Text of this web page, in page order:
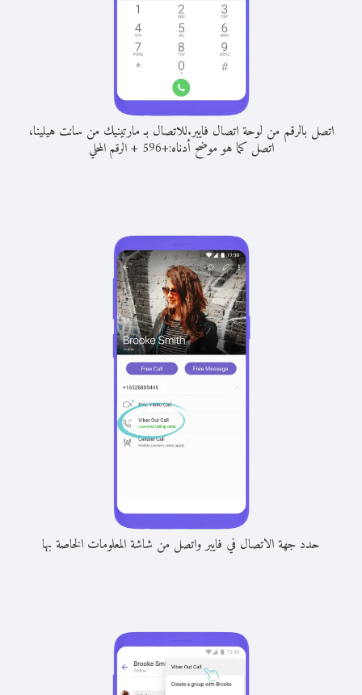
اتصل بالرقم من لوحة اتصال فايبر.للاتصال بـ مارتينيك من سانت هيلينا،
اتصل كما هو موضح أدناه:+
596
+الرقم المحلي
حدد جهة الاتصال في فايبر واتصل من شاشة المعلومات الخاصة بها